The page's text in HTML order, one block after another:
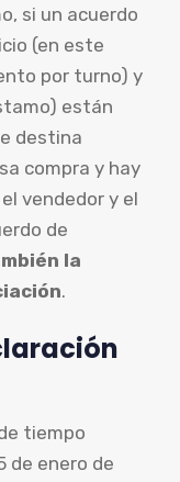
si un acuerdo
(en este
por turno) y
están
destina
compra y hay
vendedor y el
de
la
.
tiempo
de enero de